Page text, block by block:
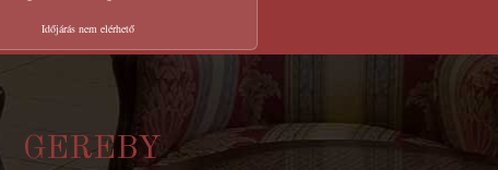
Időjárás nem elérhető
GEREBY